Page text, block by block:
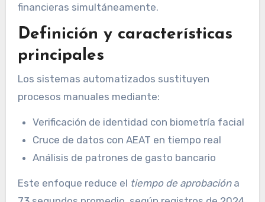
financieras simultáneamente.
Definición y características
principales
Los sistemas automatizados sustituyen
procesos manuales mediante:
Verificación de identidad con biometría facial
Cruce de datos con AEAT en tiempo real
Análisis de patrones de gasto bancario
Este enfoque reduce el tiempo de aprobacióna